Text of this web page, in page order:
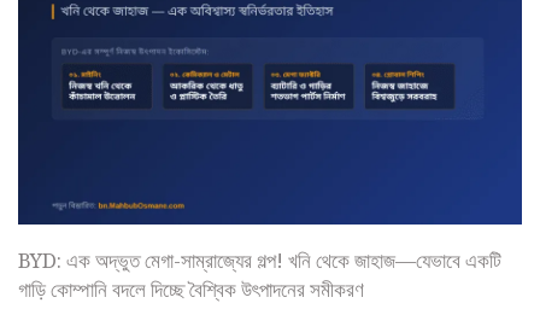
BYD: এক অদ্ভুত মেগা-সাম্রাজ্যের গল্প! খনি থেকে জাহাজ—যেভাবে একটি
গাড়ি কোম্পানি বদলে দিচ্ছে বৈশ্বিক উৎপাদনের সমীকরণ